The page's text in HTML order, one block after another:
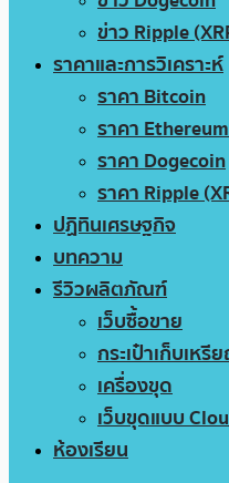
ข่าว Ripple
ราคาและการวิเคราะห์
ราคา Bitcoin
ราคา Ethereum
ราคา Dogecoin
ราคา Ripple
ปฏิทินเศรษฐกิจ
บทความ
รีวิวผลิตภัณฑ์
เว็บซื้อขาย
กระเป๋าเก็บเหรี
เครื่องขุด
เว็บขุดแบบ
ห้องเรียน